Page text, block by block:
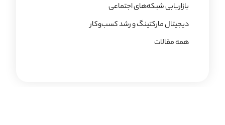
بازاریابی شبکه‌های اجتماعی
دیجیتال مارکتینگ و رشد کسب‌وکار
همه مقالات